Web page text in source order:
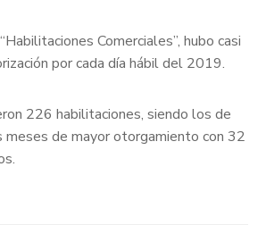
Comerciales”, hubo casi
por cada día hábil del 2019.
226 habilitaciones, siendo los de
meses de mayor otorgamiento con 32